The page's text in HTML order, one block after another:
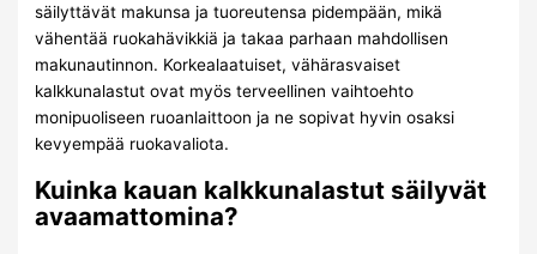
säilyttävät makunsa ja tuoreutensa pidempään, mikä
vähentää ruokahävikkiä ja takaa parhaan mahdollisen
makunautinnon. Korkealaatuiset, vähärasvaiset
kalkkunalastut ovat myös terveellinen vaihtoehto
monipuoliseen ruoanlaittoon ja ne sopivat hyvin osaksi
kevyempää ruokavaliota.
Kuinka kauan kalkkunalastut säilyvät
avaamattomina?